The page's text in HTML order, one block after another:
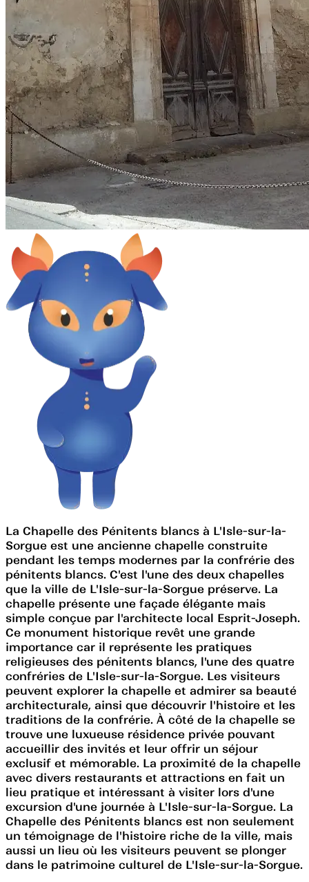
La Chapelle des Pénitents blancs à L'Isle-sur-la-
Sorgue est une ancienne chapelle construite
pendant les temps modernes par la confrérie des
pénitents blancs. C'est l'une des deux chapelles
que la ville de L'Isle-sur-la-Sorgue préserve. La
chapelle présente une façade élégante mais
simple conçue par l'architecte local Esprit-Joseph.
Ce monument historique revêt une grande
importance car il représente les pratiques
religieuses des pénitents blancs, l'une des quatre
confréries de L'Isle-sur-la-Sorgue. Les visiteurs
peuvent explorer la chapelle et admirer sa beauté
architecturale, ainsi que découvrir l'histoire et les
traditions de la confrérie. À côté de la chapelle se
trouve une luxueuse résidence privée pouvant
accueillir des invités et leur offrir un séjour
exclusif et mémorable. La proximité de la chapelle
avec divers restaurants et attractions en fait un
lieu pratique et intéressant à visiter lors d'une
excursion d'une journée à L'Isle-sur-la-Sorgue. La
Chapelle des Pénitents blancs est non seulement
un témoignage de l'histoire riche de la ville, mais
aussi un lieu où les visiteurs peuvent se plonger
dans le patrimoine culturel de L'Isle-sur-la-Sorgue.